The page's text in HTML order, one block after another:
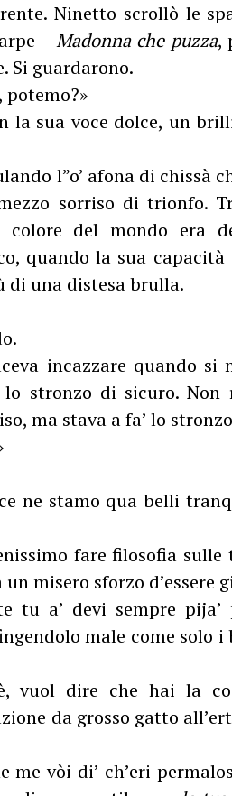
Ninetto scrollò le
–Madonna che puzza,
Si guardarono.
potemo?»
la sua voce dolce, un
l”o’ afona di chissà
sorriso di trionfo.
del mondo era
quando la sua capacità
di una distesa brulla.
incazzare quando si
stronzo di sicuro. Non
ma stava a fa’ lo
ce ne stamo qua belli
fare filosofia sulle
misero sforzo d’essere
tu a’ devi sempre
male come solo
vuol dire che hai la
da grosso gatto
me vòi di’ ch’eri